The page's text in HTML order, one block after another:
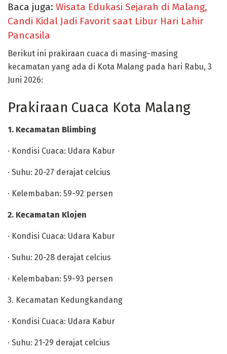
Baca juga: Wisata Edukasi Sejarah di Malang,
Candi Kidal Jadi Favorit saat Libur Hari Lahir
Pancasila
Berikut ini prakiraan cuaca di masing-masing
kecamatan yang ada di Kota Malang pada hari Rabu, 3
Juni 2026:
Prakiraan Cuaca Kota Malang
1. Kecamatan Blimbing
· Kondisi Cuaca: Udara Kabur
· Suhu: 20-27 derajat celcius
· Kelembaban: 59-92 persen
2. Kecamatan Klojen
· Kondisi Cuaca: Udara Kabur
· Suhu: 20-28 derajat celcius
· Kelembaban: 59-93 persen
3. Kecamatan Kedungkandang
· Kondisi Cuaca: Udara Kabur
· Suhu: 21-29 derajat celcius